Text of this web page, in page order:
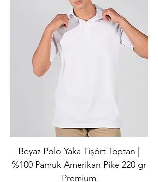
Beyaz Polo Yaka Tişört Toptan |
%100 Pamuk Amerikan Pike 220 gr
Premium